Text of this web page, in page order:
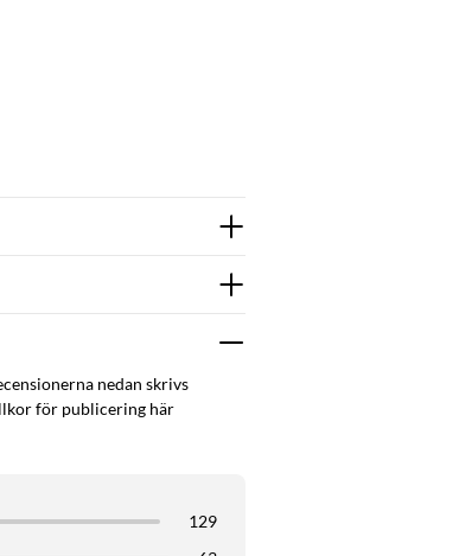
nedan skrivs
för publicering här
129